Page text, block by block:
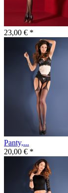
23,00 € *
Panty,...
20,00 € *